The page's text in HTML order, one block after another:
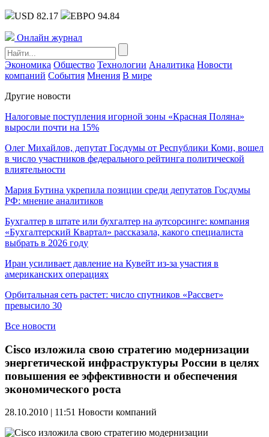
USD 82.17 ЕВРО 94.84
Онлайн журнал
Экономика Общество Технологии Аналитика Новости
компаний События Мнения В мире
Другие новости
Налоговые поступления игорной зоны «Красная Поляна»
выросли почти на 15%
Олег Михайлов, депутат Госдумы от Республики Коми, вошел
в число участников федерального рейтинга политической
влиятельности
Мария Бутина укрепила позиции среди депутатов Госдумы
РФ: мнение аналитиков
Бухгалтер в штате или бухгалтер на аутсорсинге: компания
«Бухгалтерский Квартал» рассказала, какого специалиста
выбрать в 2026 году
Иран усиливает давление на Кувейт из-за участия в
американских операциях
Орбитальная сеть растет: число спутников «Рассвет»
превысило 30
Все новости
Cisco изложила свою стратегию модернизации
энергетической инфраструктуры России в целях
повышения ее эффективности и обеспечения
экономического роста
28.10.2010 | 11:51 Новости компаний